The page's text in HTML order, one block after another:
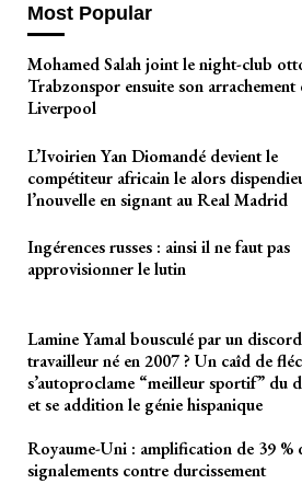
Most Popular
Mohamed Salah joint le night-club
Trabzonspor ensuite son arrachement
Liverpool
L’Ivoirien Yan Diomandé devient le
compétiteur africain le alors
l’nouvelle en signant au Real Madrid
Ingérences russes : ainsi il ne faut pas
approvisionner le lutin
Lamine Yamal bousculé par un
travailleur né en 2007 ? Un caîd de
s’autoproclame “meilleur sportif” du
et se addition le génie hispanique
Royaume-Uni : amplification de 39 %
signalements contre durcissement